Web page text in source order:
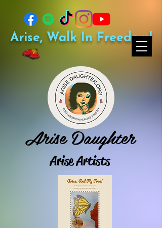
Arise Daughter
Arise Artists
Arise, Walk In Freedom!